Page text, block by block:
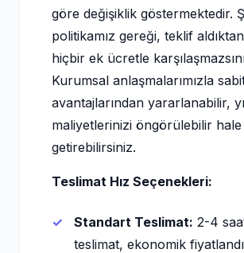
göre değişiklik göstermektedir.
politikamız gereği, teklif
hiçbir ek ücretle
Kurumsal anlaşmalarımızla
avantajlarından yararlanabilir,
maliyetlerinizi öngörülebilir hale
getirebilirsiniz.
Teslimat Hız Seçenekleri:
Standart Teslimat: 2-4
teslimat, ekonomik